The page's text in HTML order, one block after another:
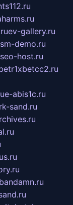
ev-gallery.ru
demo.ru
host.ru
e-abis1c.ru
sand.ru
bandamn.ru